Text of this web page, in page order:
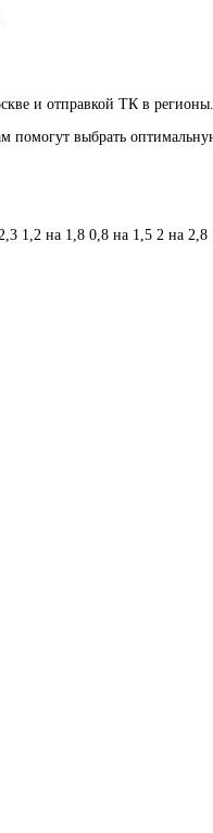
и отправкой ТК в регионы.
помогут выбрать
1,2 на 1,8 0,8 на 1,5 2 на 2,8